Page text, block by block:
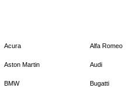
Acura Alfa Romeo
Aston Martin Audi
BMW Bugatti